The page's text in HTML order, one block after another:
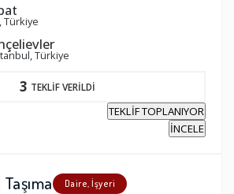
Türkiye
Türkiye
3 TEKLİF VERİLDİ
TEKLİF TOPLANIYOR
İNCELE
Daire, İşyeri